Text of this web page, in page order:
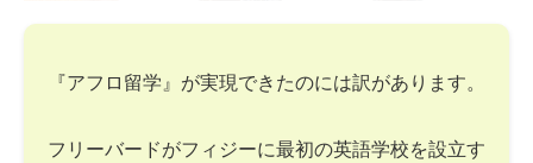
『アフロ留学』が実現できたのには訳があります。
フリーバードがフィジーに最初の英語学校を設立す